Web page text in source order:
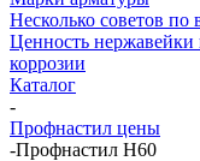
Несколько советов
Ценность нержавейки
коррозии
Каталог
-
Профнастил цены
-Профнастил Н60